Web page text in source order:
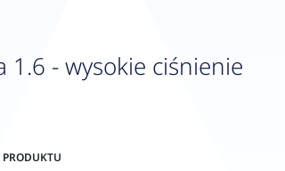
- wysokie ciśnienie